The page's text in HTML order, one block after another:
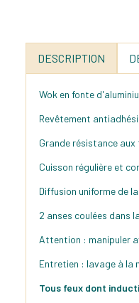
DESCRIPTION
Wok en fonte
Revêtement
Grande résistance
Cuisson régulière et
Diffusion uniforme de
2 anses coulées dans
Attention : manipuler
Entretien : lavage à la
Tous feux dont